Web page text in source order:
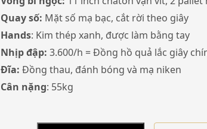
Quay số: Mặt số mạ bạc, cắt rời theo giây
Hands: Kim thép xanh, được làm bằng tay
Nhịp đập: 3.600/h = Đồng hồ quả lắc giây
Đĩa: Đồng thau, đánh bóng và mạ niken
Cân nặng: 55kg